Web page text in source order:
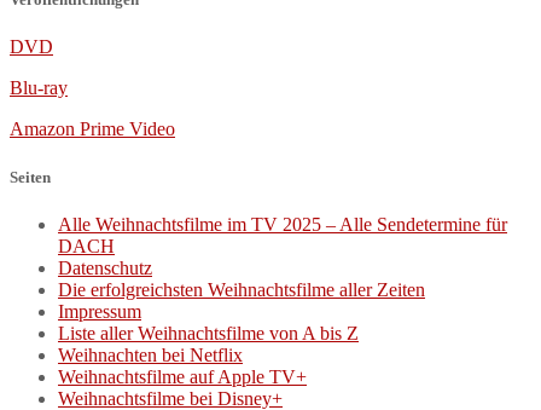
DVD
Blu-ray
Amazon Prime Video
Seiten
Alle Weihnachtsfilme im TV 2025 – Alle Sendetermine für
DACH
Datenschutz
Die erfolgreichsten Weihnachtsfilme aller Zeiten
Impressum
Liste aller Weihnachtsfilme von A bis Z
Weihnachten bei Netflix
Weihnachtsfilme auf Apple TV+
Weihnachtsfilme bei Disney+